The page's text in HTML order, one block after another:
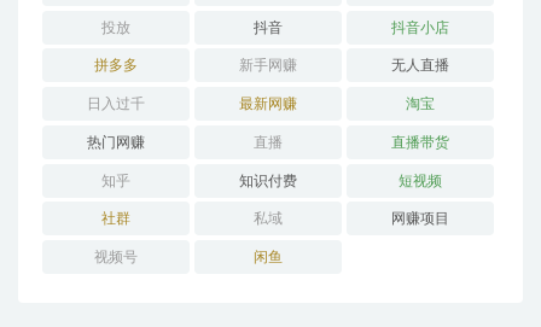
投放 抖音 抖音小店
拼多多 新手网赚 无人直播
日入过千 最新网赚 淘宝
热门网赚 直播 直播带货
知乎 知识付费 短视频
社群 私域 网赚项目
视频号 闲鱼